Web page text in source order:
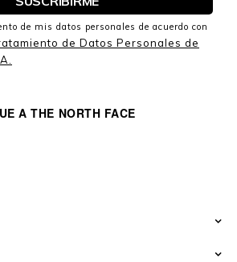
A THE NORTH FACE
de mis datos personales de acuerdo con
de Datos Personales de